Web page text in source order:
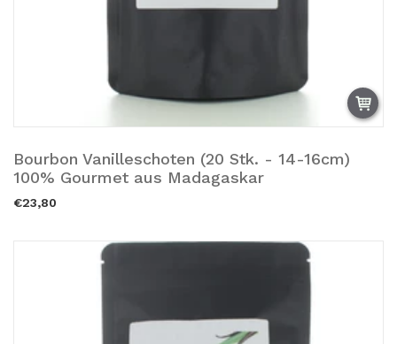
Bourbon Vanilleschoten (20 Stk. - 14-16cm)
100% Gourmet aus Madagaskar
Añadir a la cesta.
€23,80